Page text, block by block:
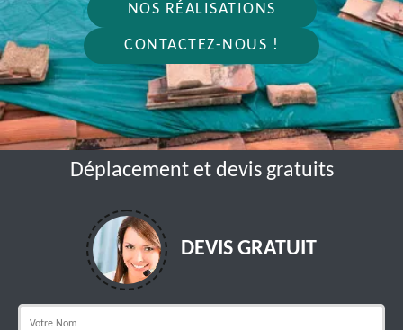
NOS RÉALISATIONS
CONTACTEZ-NOUS !
Déplacement et devis gratuits
DEVIS GRATUIT